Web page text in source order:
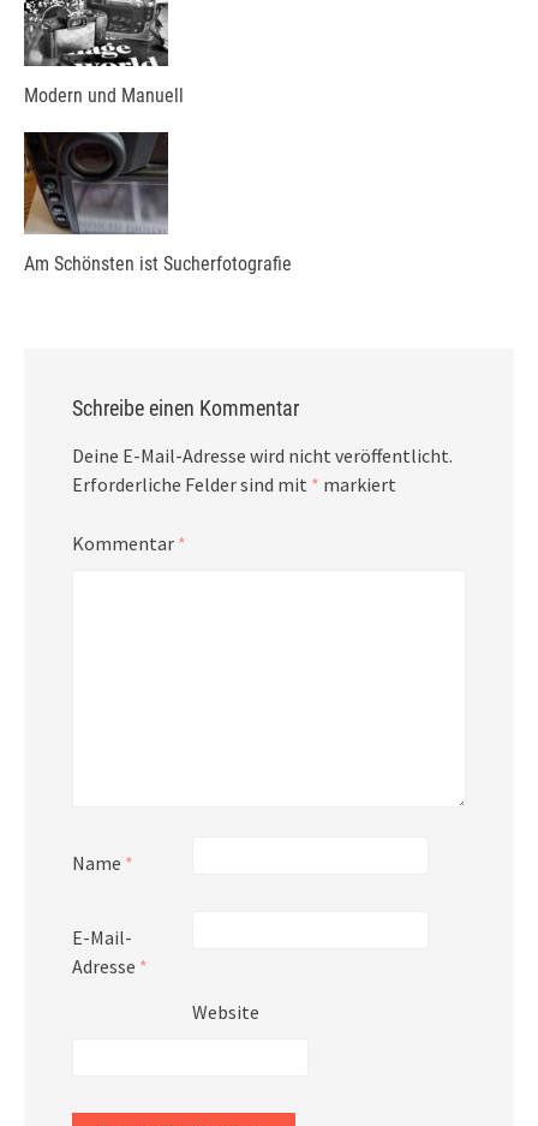
Modern und Manuell
Am Schönsten ist Sucherfotografie
Schreibe einen Kommentar
Deine E-Mail-Adresse wird nicht veröffentlicht.
Erforderliche Felder sind mit * markiert
Kommentar *
Name *
E-Mail-
Adresse *
Website